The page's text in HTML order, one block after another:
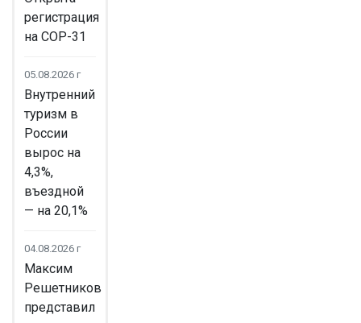
регистрация
на COP-31
05.08.2026 г
Внутренний
туризм в
России
вырос на
4,3%,
въездной
— на 20,1%
04.08.2026 г
Максим
Решетников
представил